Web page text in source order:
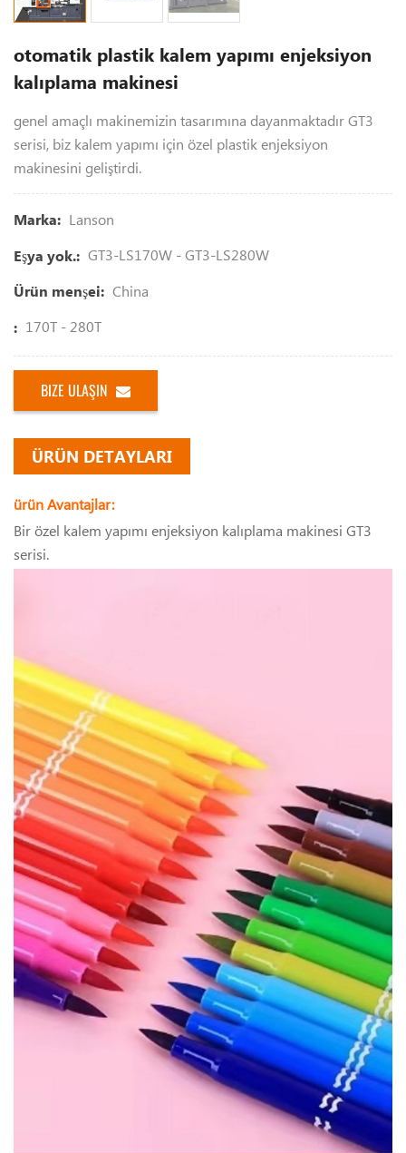
otomatik plastik kalem yapımı enjeksiyon
kalıplama makinesi
genel amaçlı makinemizin tasarımına dayanmaktadır GT3
serisi, biz kalem yapımı için özel plastik enjeksiyon
makinesini geliştirdi.
Marka: Lanson
Eşya yok.: GT3-LS170W - GT3-LS280W
Ürün menşei: China
: 170T - 280T
BIZE ULAŞIN
ÜRÜN DETAYLARI
ürün Avantajlar:
Bir özel kalem yapımı enjeksiyon kalıplama makinesi GT3
serisi.